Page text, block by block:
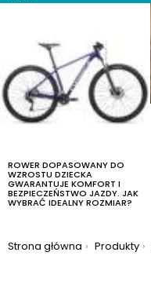
ROWER DOPASOWANY DO
WZROSTU DZIECKA
GWARANTUJE KOMFORT I
BEZPIECZEŃSTWO JAZDY. JAK
WYBRAĆ IDEALNY ROZMIAR?
Jesteś tutaj:
Strona główna Produkty